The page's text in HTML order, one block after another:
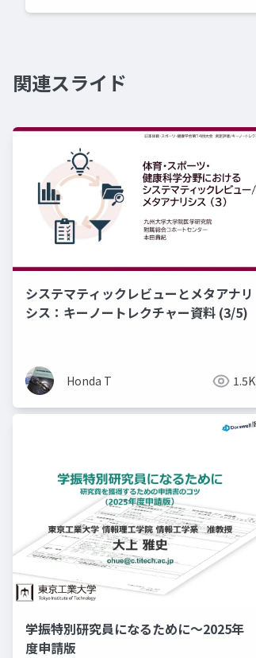
関連スライド
システマティックレビューとメタアナリ
シス：キーノートレクチャー資料 (3/5)
Honda T 1.5K
学振特別研究員になるために～2025年
度申請版